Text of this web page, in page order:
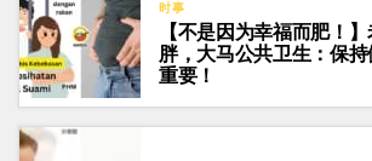
时事
【不是因为幸福而肥！
胖，大马公共卫生：保
重要！